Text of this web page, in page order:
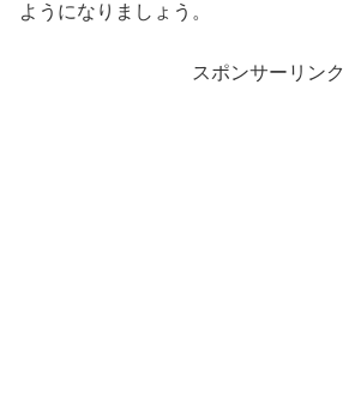
ようになりましょう。
スポンサーリンク